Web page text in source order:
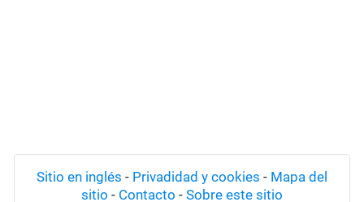
Sitio en inglés - Privadidad y cookies - Mapa del
sitio - Contacto - Sobre este sitio